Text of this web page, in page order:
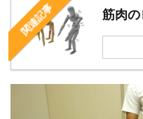
関連記事 筋肉